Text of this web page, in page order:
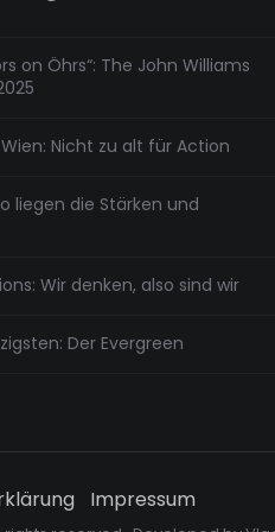
on Öhrs“: The John Williams
Nicht zu alt für Action
liegen die Stärken und
Wir denken, also sind wir
Der Evergreen
Impressum